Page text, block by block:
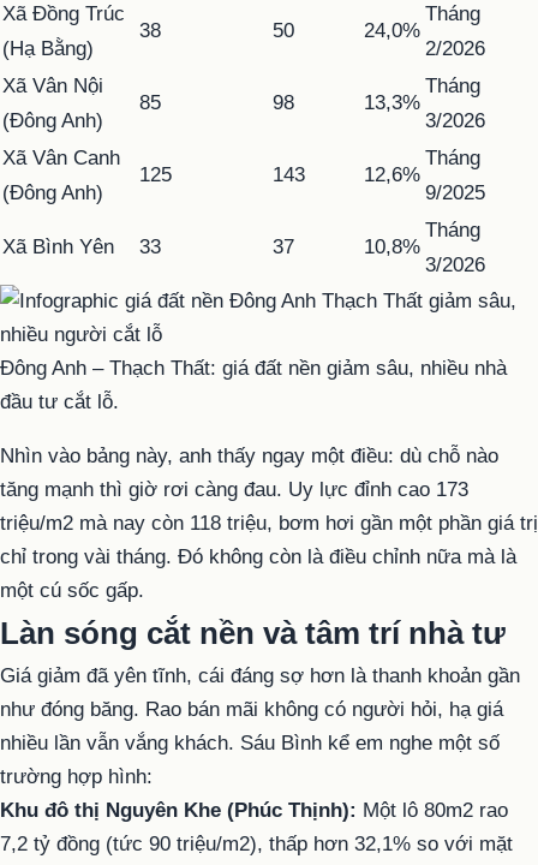
Xã Đồng Trúc
(Hạ Bằng)
38 50 24,0%
Tháng
2/2026
Xã Vân Nội
(Đông Anh)
85 98 13,3%
Tháng
3/2026
Xã Vân Canh
(Đông Anh)
125 143 12,6%
Tháng
9/2025
Xã Bình Yên 33 37 10,8%
Tháng
3/2026
Đông Anh – Thạch Thất: giá đất nền giảm sâu, nhiều nhà
đầu tư cắt lỗ.
Nhìn vào bảng này, anh thấy ngay một điều: dù chỗ nào
tăng mạnh thì giờ rơi càng đau. Uy lực đỉnh cao 173
triệu/m2 mà nay còn 118 triệu, bơm hơi gần một phần giá trị
chỉ trong vài tháng. Đó không còn là điều chỉnh nữa mà là
một cú sốc gấp.
Làn sóng cắt nền và tâm trí nhà tư
Giá giảm đã yên tĩnh, cái đáng sợ hơn là thanh khoản gần
như đóng băng. Rao bán mãi không có người hỏi, hạ giá
nhiều lần vẫn vắng khách. Sáu Bình kể em nghe một số
trường hợp hình:
Khu đô thị Nguyên Khe (Phúc Thịnh): Một lô 80m2 rao
7,2 tỷ đồng (tức 90 triệu/m2), thấp hơn 32,1% so với mặt